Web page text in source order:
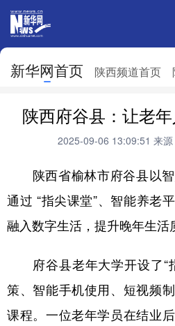
新华网首页 陕西频道首页
网站地
北京 天津
浙江 安徽
山东
四川 贵州
陕西府谷县：让老
2025-09-06 13:09:51 来
陕西省榆林市府谷县以智
通过 “指尖课堂”、智能养老
融入数字生活，提升晚年生活
府谷县老年大学开设了“
策、智能手机使用、短视频
课程。一位老年学员在结业